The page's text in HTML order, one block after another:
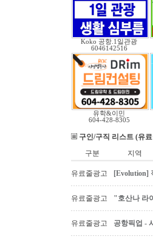
Koko 공항.1일관광
6046142516
유학&이민
604-428-8305
구인/구직 리스트 (유
구분
지역
유료줄광고 [Evolution]
유료줄광고 "호산나 라
유료줄광고 공항픽업 -